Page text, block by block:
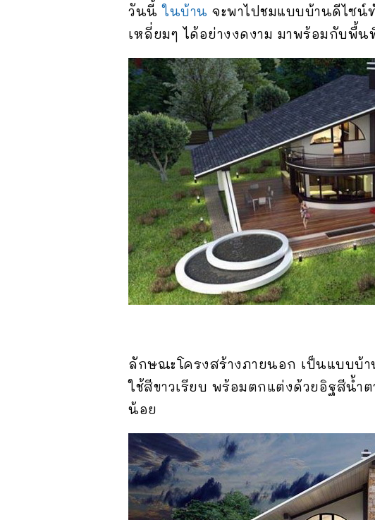
วันนี้ในบ้าน จะพาไปชมแบบบ้านดีไซ
เหลี่ยมๆ ได้อย่างงดงาม มาพร้อมกับพื้
ลักษณะโครงสร้างภายนอก เป็นแบบบ้
ใช้สีขาวเรียบ พร้อมตกแต่งด้วยอิฐสีน้
น้อย